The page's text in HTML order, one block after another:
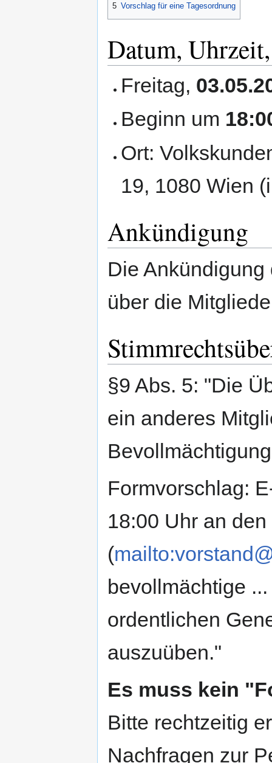
5 Vorschlag für eine Tagesordnung
Datum,
Freitag,
Beginn um
Ort:
19, 1080 Wien
Ankündigung
Die
über die
§9 Abs. 5: "Die
ein anderes
Formvorschlag:
18:00 Uhr an
(
bevollmächtige
ordentlichen
auszuüben."
Es muss kein
Bitte rechtzeitig
Nachfragen zur